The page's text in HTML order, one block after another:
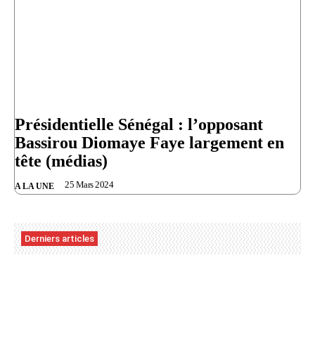
Présidentielle Sénégal : l’opposant
Bassirou Diomaye Faye largement en
tête (médias)
A LA UNE 25 Mars 2024
Derniers articles